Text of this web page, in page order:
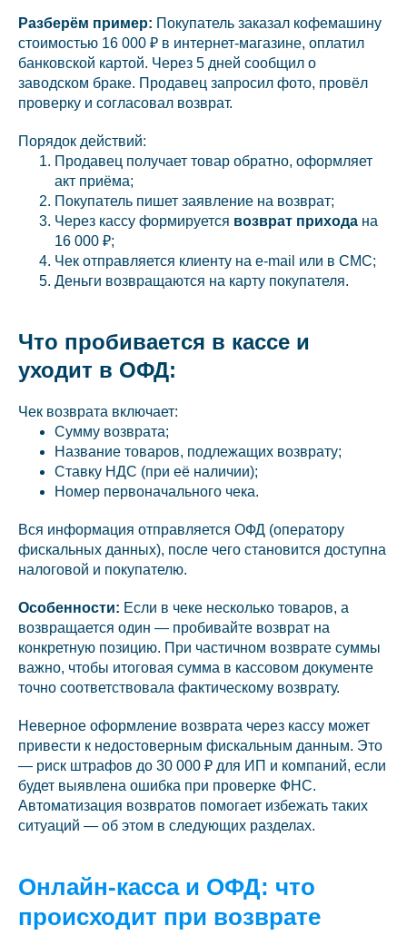
Разберём пример: Покупатель заказал кофемашину
стоимостью 16 000 ₽ в интернет-магазине, оплатил
банковской картой. Через 5 дней сообщил о
заводском браке. Продавец запросил фото, провёл
проверку и согласовал возврат.
Порядок действий:
Продавец получает товар обратно, оформляет
акт приёма;
Покупатель пишет заявление на возврат;
Через кассу формируется возврат прихода на
16 000 ₽;
Чек отправляется клиенту на e-mail или в СМС;
Деньги возвращаются на карту покупателя.
Что пробивается в кассе и
уходит в ОФД:
Чек возврата включает:
Сумму возврата;
Название товаров, подлежащих возврату;
Ставку НДС (при её наличии);
Номер первоначального чека.
Вся информация отправляется ОФД (оператору
фискальных данных), после чего становится доступна
налоговой и покупателю.
Особенности: Если в чеке несколько товаров, а
возвращается один — пробивайте возврат на
конкретную позицию. При частичном возврате суммы
важно, чтобы итоговая сумма в кассовом документе
точно соответствовала фактическому возврату.
Неверное оформление возврата через кассу может
привести к недостоверным фискальным данным. Это
— риск штрафов до 30 000 ₽ для ИП и компаний, если
будет выявлена ошибка при проверке ФНС.
Автоматизация возвратов помогает избежать таких
ситуаций — об этом в следующих разделах.
Онлайн-касса и ОФД: что
происходит при возврате